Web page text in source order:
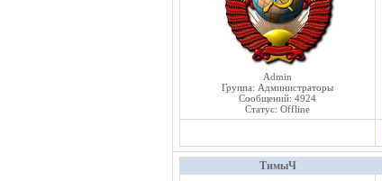
Admin
Группа: Администраторы
Сообщений: 4924
Статус: Offline
ТимыЧ